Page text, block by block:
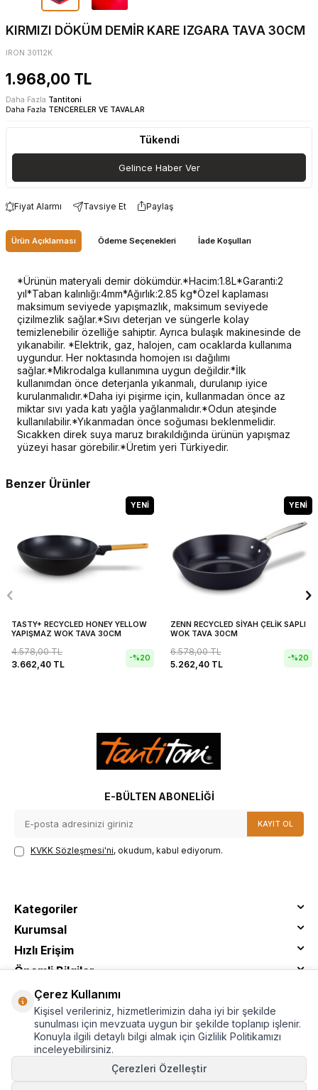
KIRMIZI DÖKÜM DEMİR KARE IZGARA TAVA 30CM
IRON 30112K
1.968,00 TL
Daha Fazla Tantitoni
Daha Fazla TENCERELER VE TAVALAR
Tükendi
Gelince Haber Ver
Fiyat Alarmı Tavsiye Et Paylaş
Ürün Açıklaması Ödeme Seçenekleri İade Koşulları
*Ürünün materyali demir dökümdür.*Hacim:1.8L*Garanti:2
yıl*Taban kalınlığı:4mm*Ağırlık:2.85 kg*Özel kaplaması
maksimum seviyede yapışmazlık, maksimum seviyede
çizilmezlik sağlar.*Sıvı deterjan ve süngerle kolay
temizlenebilir özelliğe sahiptir. Ayrıca bulaşık makinesinde de
yıkanabilir. *Elektrik, gaz, halojen, cam ocaklarda kullanıma
uygundur. Her noktasında homojen ısı dağılımı
sağlar.*Mikrodalga kullanımına uygun değildir.*İlk
kullanımdan önce deterjanla yıkanmalı, durulanıp iyice
kurulanmalıdır.*Daha iyi pişirme için, kullanmadan önce az
miktar sıvı yada katı yağla yağlanmalıdır.*Odun ateşinde
kullanılabilir.*Yıkanmadan önce soğuması beklenmelidir.
Sıcakken direk suya maruz bırakıldığında ürünün yapışmaz
yüzeyi hasar görebilir.*Üretim yeri Türkiyedir.
Benzer Ürünler
YENI
TASTY+ RECYCLED HONEY YELLOW
YAPIŞMAZ WOK TAVA 30CM
4.578,00TL
3.662,40 TL
-%20
YENI
ZENN RECYCLED SİYAH ÇELİK SAPLI
WOK TAVA 30CM
6.578,00TL
5.262,40TL
-%20
E-BÜLTEN ABONELIĞI
KAYIT OL
KVKK Sözleşmesi'ni, okudum, kabul ediyorum.
Kategoriler
Kurumsal
Hızlı Erişim
Önemli Bilgiler
Çerez Kullanımı
Kişisel verileriniz, hizmetlerimizin daha iyi bir şekilde
sunulması için mevzuata uygun bir şekilde toplanıp işlenir.
Konuyla ilgili detaylı bilgi almak için Gizlilik Politikamızı
inceleyebilirsiniz.
Çerezleri Özelleştir